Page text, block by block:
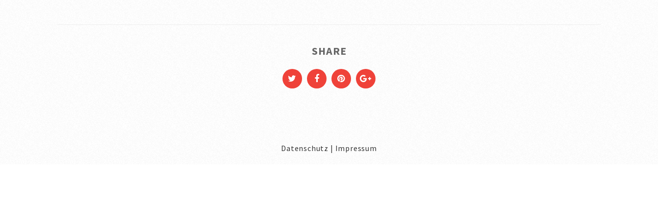
SHARE
Datenschutz | Impressum